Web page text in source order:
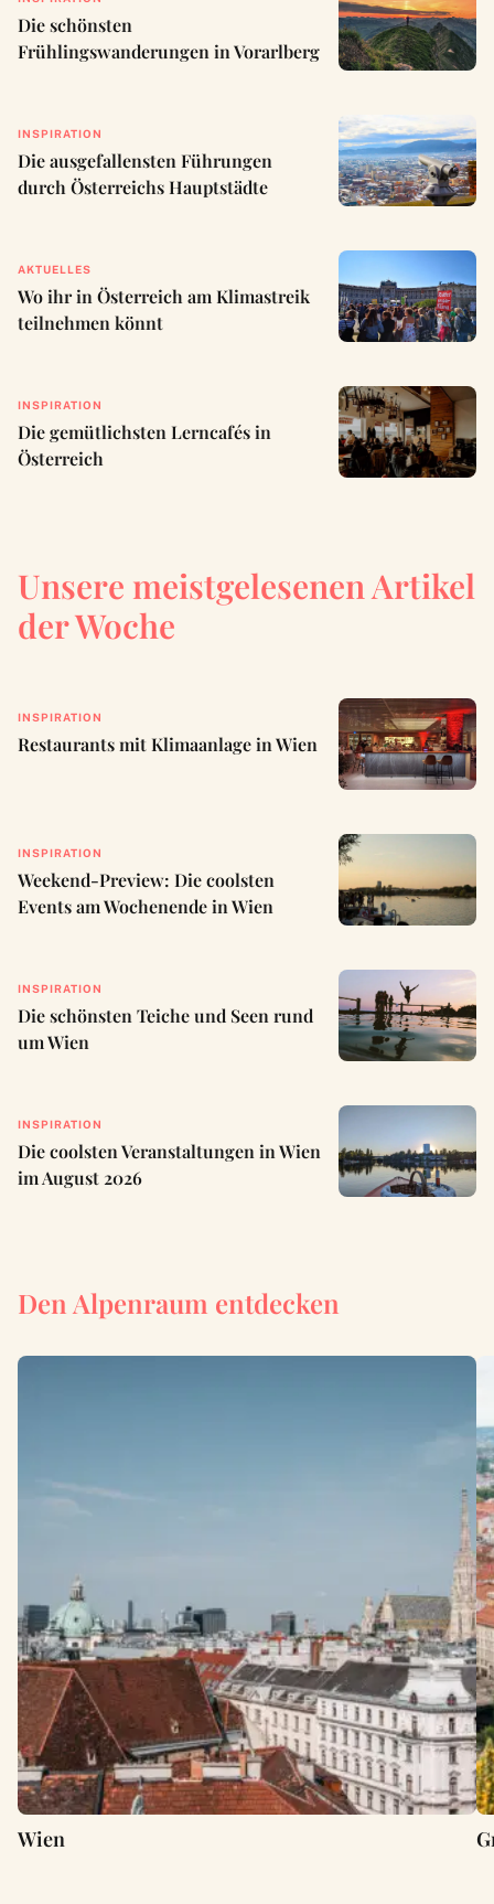
Die schönsten
Frühlingswanderungen in Vorarlberg
INSPIRATION
Die ausgefallensten Führungen
durch Österreichs Hauptstädte
AKTUELLES
Wo ihr in Österreich am Klimastreik
teilnehmen könnt
INSPIRATION
Die gemütlichsten Lerncafés in
Österreich
Unsere meistgelesenen Artikel
der Woche
INSPIRATION
Restaurants mit Klimaanlage in Wien
INSPIRATION
Weekend-Preview: Die coolsten
Events am Wochenende in Wien
INSPIRATION
Die schönsten Teiche und Seen rund
um Wien
INSPIRATION
Die coolsten Veranstaltungen in Wien
im August 2026
Den Alpenraum entdecken
Wien